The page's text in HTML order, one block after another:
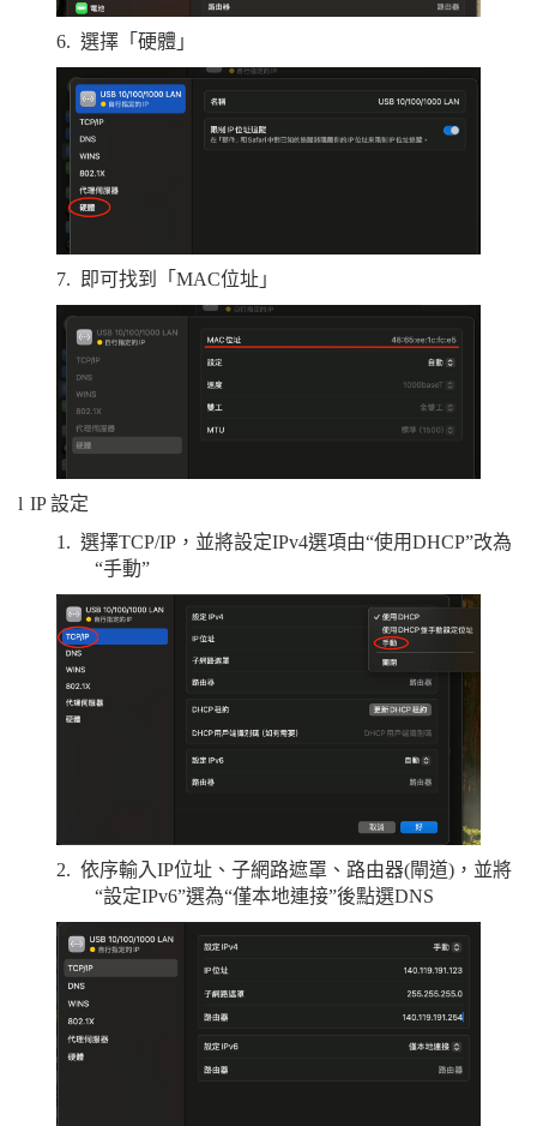
6. 選擇「硬體」
7. 即可找到「 MAC位址」
l IP設定
1. 選擇TCP/IP ，並將設定IPv4選項由“使用DHCP”改為
“手動”
2. 依序輸入IP位址、子網路遮罩、路由器(閘道) ，並將
“設定IPv6”選為“僅本地連接”後點選DNS